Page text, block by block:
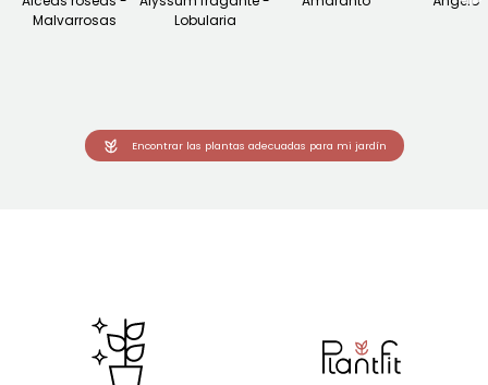
Malvarrosas
Lobularia
Encontrar las plantas adecuadas para mi jardín